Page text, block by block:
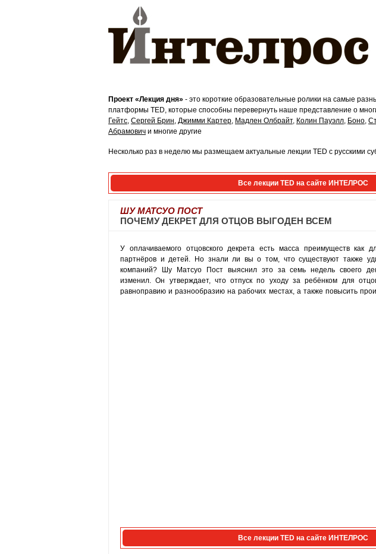
Проект «Лекция дня» - это короткие образовательные ролики на самые
платформы TED, которые способны перевернуть наше представление о
Гейтс, Сергей Брин, Джимми Картер, Мадлен Олбрайт, Колин Пауэлл, Боно,
Абрамович и многие другие
Несколько раз в неделю мы размещаем актуальные лекции TED с русскими
Все лекции TED на сайте ИНТЕЛРОС
ШУ МАТСУО ПОСТ
ПОЧЕМУ ДЕКРЕТ ДЛЯ ОТЦОВ ВЫГОДЕН ВСЕМ
У оплачиваемого отцовского декрета есть масса преимуществ
партнёров и детей. Но знали ли вы о том, что существуют также
компаний? Шу Матсуо Пост выяснил это за семь недель своего
изменил. Он утверждает, что отпуск по уходу за ребёнком для
равноправию и разнообразию на рабочих местах, а также повысить
Все лекции TED на сайте ИНТЕЛРОС